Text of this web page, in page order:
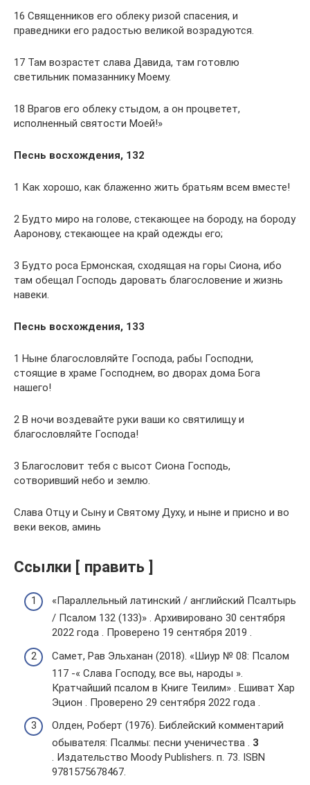
16 Священников его облеку ризой спасения, и
праведники его радостью великой возрадуются.
17 Там возрастет слава Давида, там готовлю
светильник помазаннику Моему.
18 Врагов его облеку стыдом, а он процветет,
исполненный святости Моей!»
Песнь восхождения, 132
1 Как хорошо, как блаженно жить братьям всем вместе!
2 Будто миро на голове, стекающее на бороду, на бороду
Ааронову, стекающее на край одежды его;
3 Будто роса Ермонская, сходящая на горы Сиона, ибо
там обещал Господь даровать благословение и жизнь
навеки.
Песнь восхождения, 133
1 Ныне благословляйте Господа, рабы Господни,
стоящие в храме Господнем, во дворах дома Бога
нашего!
2 В ночи воздевайте руки ваши ко святилищу и
благословляйте Господа!
3 Благословит тебя с высот Сиона Господь,
сотворивший небо и землю.
Слава Отцу и Сыну и Святому Духу, и ныне и присно и во
веки веков, аминь
Ссылки [ править ]
«Параллельный латинский / английский Псалтырь
/ Псалом 132 (133)» . Архивировано 30 сентября
2022 года . Проверено 19 сентября 2019 .
Самет, Рав Эльханан (2018). «Шиур № 08: Псалом
117 -« Слава Господу, все вы, народы ».
Кратчайший псалом в Книге Теилим» . Ешиват Хар
Эцион . Проверено 29 сентября 2022 года .
Олден, Роберт (1976). Библейский комментарий
обывателя: Псалмы: песни ученичества . 3
. Издательство Moody Publishers. п. 73. ISBN
9781575678467.